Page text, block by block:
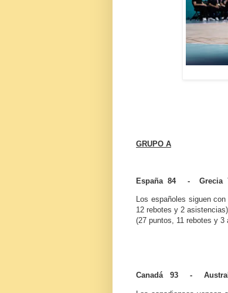
GRUPO A
España 84 - Grecia
Los españoles siguen
12 rebotes y 2
(27 puntos, 11 rebotes y 3
Canadá 93 -